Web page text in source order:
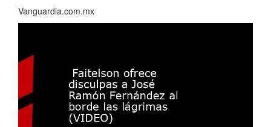
Vanguardia.com.mx